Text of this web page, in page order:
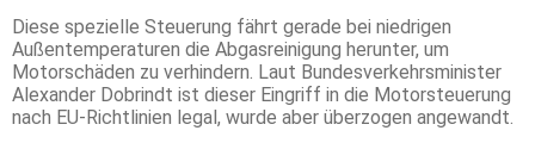
Diese spezielle Steuerung fährt gerade bei niedrigen
Außentemperaturen die Abgasreinigung herunter, um
Motorschäden zu verhindern. Laut Bundesverkehrsminister
Alexander Dobrindt ist dieser Eingriff in die Motorsteuerung
nach EU-Richtlinien legal, wurde aber überzogen angewandt.